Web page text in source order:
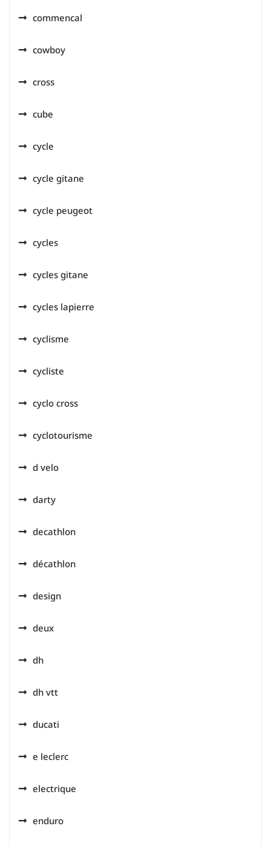
commencal
cowboy
cross
cube
cycle
cycle gitane
cycle peugeot
cycles
cycles gitane
cycles lapierre
cyclisme
cycliste
cyclo cross
cyclotourisme
d velo
darty
decathlon
décathlon
design
deux
dh
dh vtt
ducati
e leclerc
electrique
enduro